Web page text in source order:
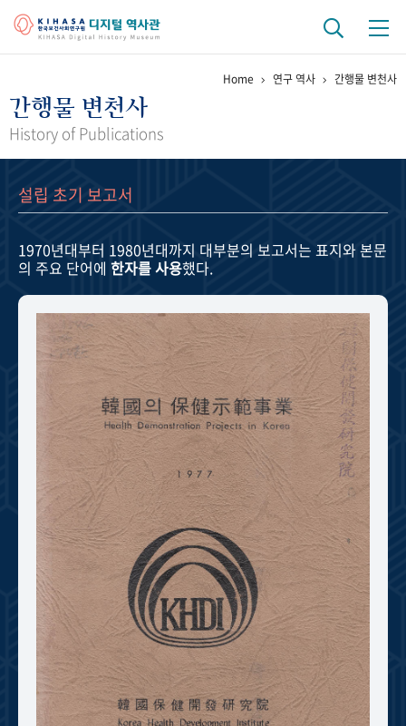
걸어온 길 기관 변천사
정책과 연구 키워드로 보는 연구 역사
연구자들
기록물 아카이브
사진 아카이브 문서 기록물 행정박물 영상 기록물
주년 기념
성과 50선 숫자로 보는 50년 50+1주년 광장
세계와 함께 한 KIHASA
VR 역사관
Home 연구 역사 간행물 변천사
간행물 변천사
History of Publications
설립 초기 보고서
1970년대부터 1980년대까지 대부분의 보고서는 표지와 본문
의 주요 단어에 한자를 사용했다.